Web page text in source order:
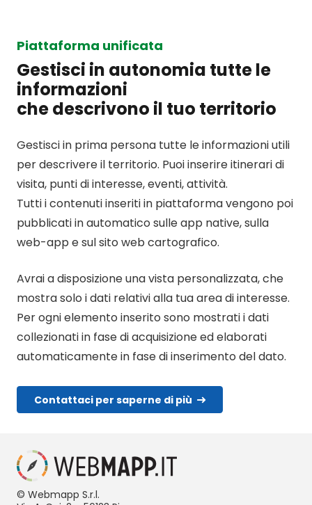
Piattaforma unificata
Gestisci in autonomia tutte le
informazioni
che descrivono il tuo territorio
Gestisci in prima persona tutte le informazioni utili
per descrivere il territorio. Puoi inserire itinerari di
visita, punti di interesse, eventi, attività.
Tutti i contenuti inseriti in piattaforma vengono poi
pubblicati in automatico sulle app native, sulla
web-app e sul sito web cartografico.
Avrai a disposizione una vista personalizzata, che
mostra solo i dati relativi alla tua area di interesse.
Per ogni elemento inserito sono mostrati i dati
collezionati in fase di acquisizione ed elaborati
automaticamente in fase di inserimento del dato.
Contattaci per saperne di più
© Webmapp S.r.l.